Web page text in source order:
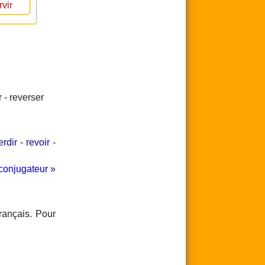
- reverser
- revoir-
»
Pour